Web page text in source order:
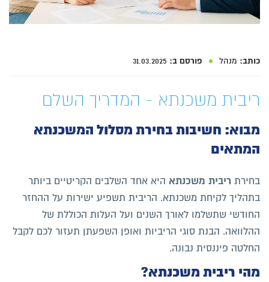
כותב: מנהל פורסם ב:
ריבית משכנתא - המדריך השלם
מבוא: חשיבות בחירת מסלול המשכנתא
המתאים
בחירת ריבית משכנתא היא אחד השלבים הקריטיים ביותר
בתהליך לקיחת משכנתא. הריבית תשפיע ישירות על ההחזר
החודשי שתשלמו לאורך השנים ועל העלות הכוללת של
ההלוואה. הבנת סוגי הריביות ואופן השפעתן תעזור לכם לקבל
החלטה פיננסית נבונה.
מהי ריבית משכנתא?